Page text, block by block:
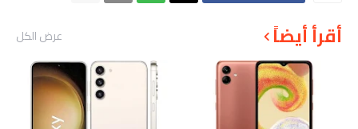
أقرأ أيضاً عرض الكل